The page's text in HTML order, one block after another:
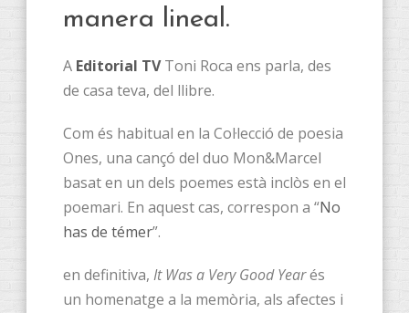
manera lineal.
A Editorial TVToni Roca ens parla, des
de casa teva, del llibre.
Com és habitual en la Col·lecció de poesia
Ones, una cançó del duo Mon&Marcel
basat en un dels poemes està inclòs en el
poemari. En aquest cas, correspon a “No
has de témer”.
en definitiva, It Was a Very Good Yearés
un homenatge a la memòria, als afectes i